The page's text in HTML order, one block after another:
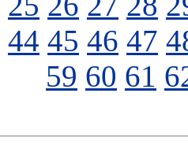
44 45 46 47
59 60 61